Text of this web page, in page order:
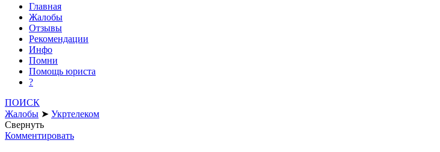
Главная
Жалобы
Отзывы
Рекомендации
Инфо
Помни
Помощь юриста
?
ПОИСК
Жалобы ➤ Укртелеком
Свернуть
Комментировать